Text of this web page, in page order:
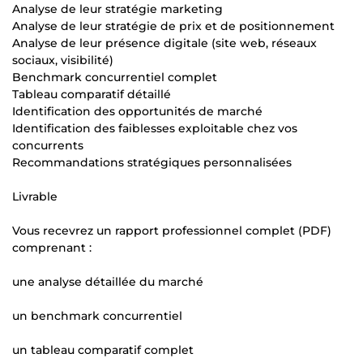
Analyse de leur stratégie marketing
Analyse de leur stratégie de prix et de positionnement
Analyse de leur présence digitale (site web, réseaux
sociaux, visibilité)
Benchmark concurrentiel complet
Tableau comparatif détaillé
Identification des opportunités de marché
Identification des faiblesses exploitable chez vos
concurrents
Recommandations stratégiques personnalisées
Livrable
Vous recevrez un rapport professionnel complet (PDF)
comprenant :
une analyse détaillée du marché
un benchmark concurrentiel
un tableau comparatif complet